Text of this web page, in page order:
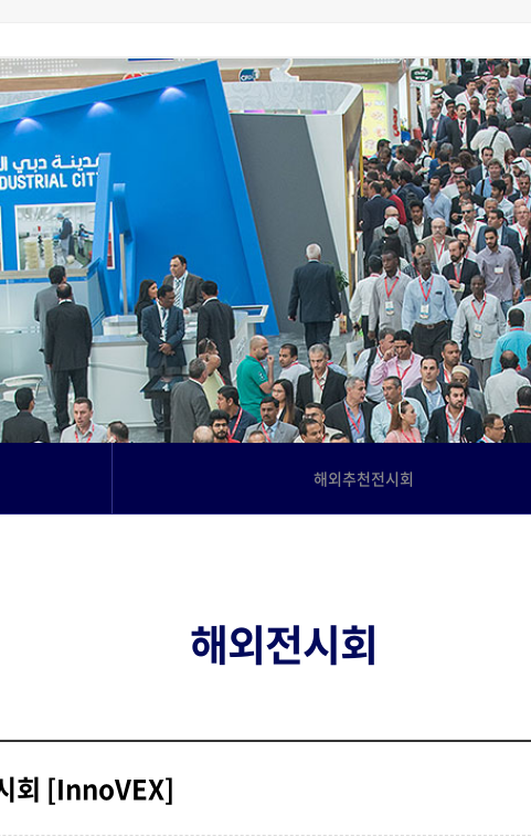
금제고객사례Language
해외추천전시회
해외전시회
회 [InnoVEX]